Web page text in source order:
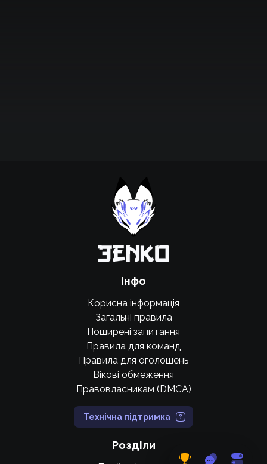
крутих нововведень
Підтримати проєкт
Інфо
Корисна інформація
Загальні правила
Поширені запитання
Правила для команд
Правила для оголошень
Вікові обмеження
Правовласникам (DMCA)
Технічна підтримка
Розділи